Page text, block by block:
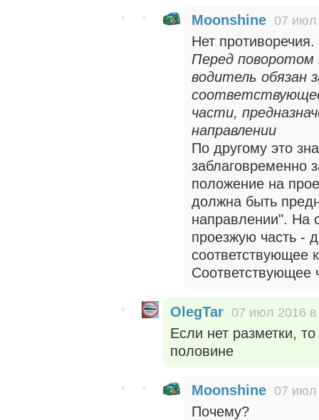
Moonshine 07 июл
Нет
Перед поворотом
водитель обязан
части,
направлении
По другому это
заблаговременно
положение на
должна быть
направлении". На
проезжую часть -
соответствующее
Соответствующее
OlegTar 07 июл 2016
Если нет разметки,
половине
Moonshine 07 июл
Почему?